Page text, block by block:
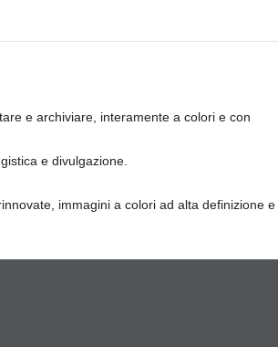
e archiviare, interamente a colori e con
e divulgazione.
immagini a colori ad alta definizione e